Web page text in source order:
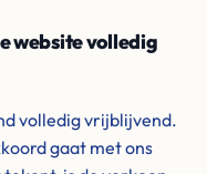
website volledig
volledig vrijblijvend.
gaat met ons